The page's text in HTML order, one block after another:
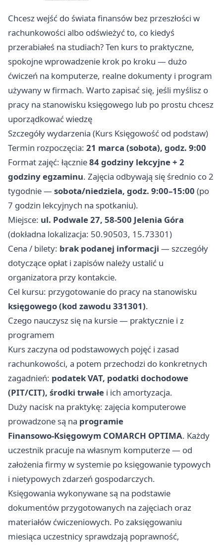
Chcesz wejść do świata finansów bez przeszłości w
rachunkowości albo odświeżyć to, co kiedyś
przerabiałeś na studiach? Ten kurs to praktyczne,
spokojne wprowadzenie krok po kroku — dużo
ćwiczeń na komputerze, realne dokumenty i program
używany w firmach. Warto zapisać się, jeśli myślisz o
pracy na stanowisku księgowego lub po prostu chcesz
uporządkować wiedzę
Szczegóły wydarzenia (Kurs Księgowość od podstaw)
Termin rozpoczęcia: 21 marca (sobota), godz. 9:00
Format zajęć: łącznie84 godziny lekcyjne + 2
godziny egzaminu. Zajęcia odbywają się średnio co 2
tygodnie — sobota/niedziela, godz. 9:00–15:00 (po
7 godzin lekcyjnych na spotkaniu).
Miejsce: ul. Podwale 27, 58-500 Jelenia Góra
(dokładna lokalizacja: 50.90503, 15.73301)
Cena / bilety: brak podanej informacji — szczegóły
dotyczące opłat i zapisów należy ustalić u
organizatora przy kontakcie.
Cel kursu: przygotowanie do pracy na stanowisku
księgowego (kod zawodu 331301).
Czego nauczysz się na kursie — praktycznie i z
programem
Kurs zaczyna od podstawowych pojęć i zasad
rachunkowości, a potem przechodzi do konkretnych
zagadnień: podatek VAT, podatki dochodowe
(PIT/CIT), środki trwałe i ich amortyzacja.
Duży nacisk na praktykę: zajęcia komputerowe
prowadzone są na programie
Finansowo‑Księgowym COMARCH OPTIMA. Każdy
uczestnik pracuje na własnym komputerze — od
założenia firmy w systemie po księgowanie typowych
i nietypowych zdarzeń gospodarczych.
Księgowania wykonywane są na podstawie
dokumentów przygotowanych na zajęciach oraz
materiałów ćwiczeniowych. Po zaksięgowaniu
miesiąca uczestnicy sprawdzają poprawność,